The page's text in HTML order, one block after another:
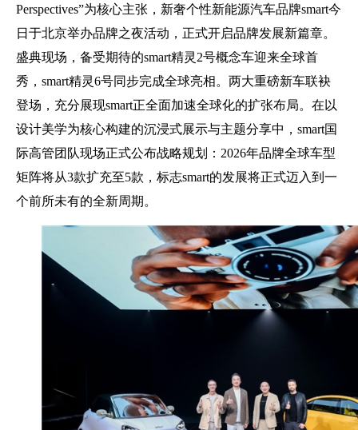
Perspectives”为核心主张，新奢个性新能源汽车品牌smart今
日于北京举办品牌之夜活动，正式开启品牌发展新篇章。
盛典现场，备受期待的smart精灵2号概念车迎来全球首
秀，smart精灵6号同步完成全球亮相。两大重磅新车联袂
登场，充分展现smart正全面加速全球化的扩张布局。在以
设计美学为核心构建的沉浸式展示与主题分享中，smart国
际高管团队现场正式公布战略规划：2026年品牌全球车型
矩阵将从3款扩充至5款，标志smart的发展将正式迈入到一
个前所未有的全新周期。